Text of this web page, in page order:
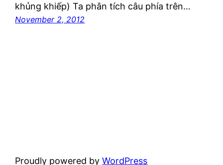
khủng khiếp) Ta phân tích câu phía trên…
November 2, 2012
Proudly powered byWordPress